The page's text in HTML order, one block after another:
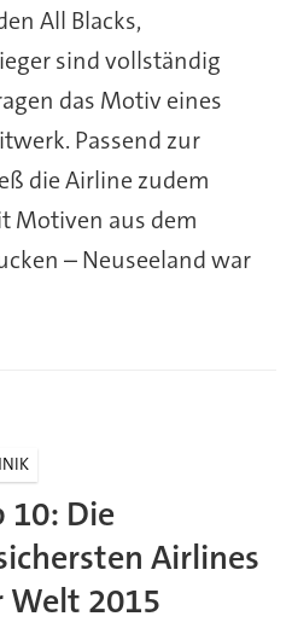
All Blacks,
sind vollständig
das Motiv eines
Passend zur
die Airline zudem
Motiven aus dem
– Neuseeland war
10: Die
Airlines
Welt 2015